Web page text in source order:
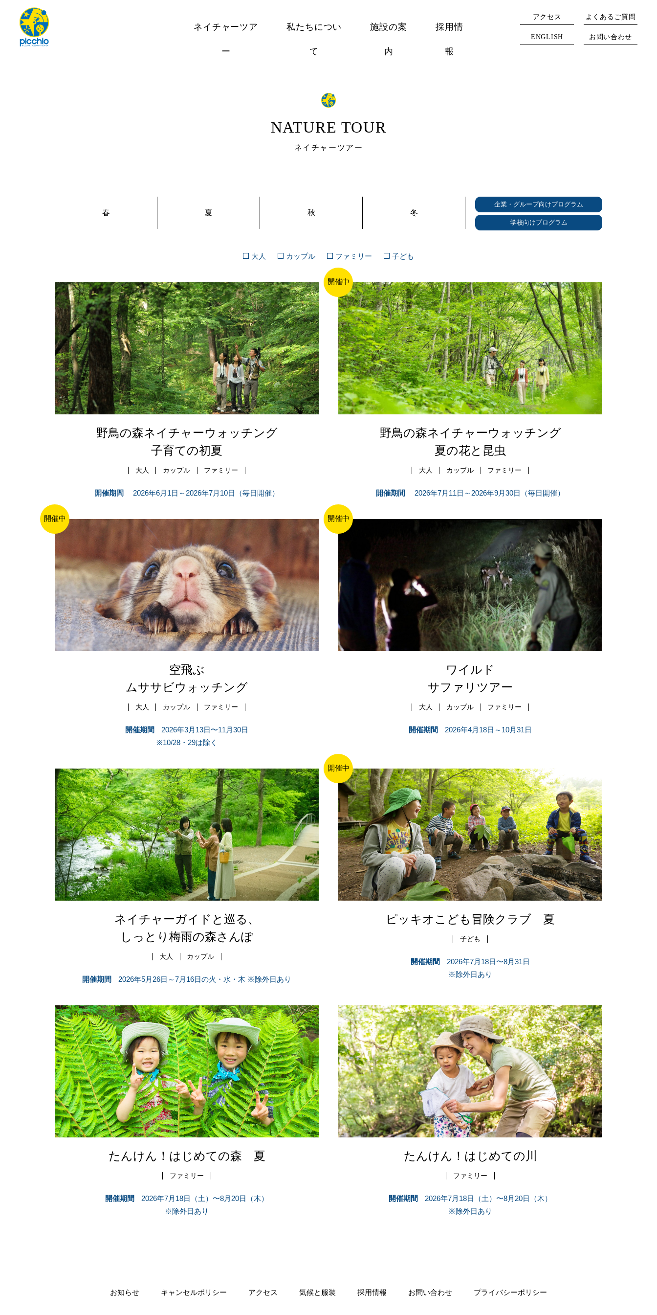
ネイチャーツア
ー
私たちについ
て
施設の案
内
採用情
報
アクセス よくあるご質問
ENGLISH お問い合わせ
NATURE TOUR
ネイチャーツアー
春 夏 秋 冬
企業・グループ向けプログラム
学校向けプログラム
大人 カップル ファミリー 子ども
野鳥の森ネイチャーウォッチング
子育ての初夏
大人 カップル ファミリー
開催期間 2026年6月1日～2026年7月10日（毎日開催）
開催中
野鳥の森ネイチャーウォッチング
夏の花と昆虫
大人 カップル ファミリー
開催期間 2026年7月11日～2026年9月30日（毎日開催）
開催中
空飛ぶ
ムササビウォッチング
大人 カップル ファミリー
開催期間
2026年3月13日〜11月30日
※10/28・29は除く
開催中
ワイルド
サファリツアー
大人 カップル ファミリー
開催期間 2026年4月18日～10月31日
ネイチャーガイドと巡る、
しっとり梅雨の森さんぽ
大人 カップル
開催期間 2026年5月26日～7月16日の火・水・木 ※除外日あり
開催中
ピッキオこども冒険クラブ 夏
子ども
開催期間
2026年7月18日〜8月31日
※除外日あり
たんけん！はじめての森 夏
ファミリー
開催期間
2026年7月18日（土）〜8月20日（木）
※除外日あり
たんけん！はじめての川
ファミリー
開催期間
2026年7月18日（土）〜8月20日（木）
※除外日あり
お知らせ キャンセルポリシー アクセス 気候と服装 採用情報 お問い合わせ プライバシーポリシー